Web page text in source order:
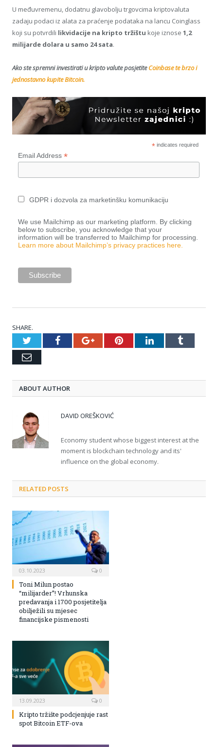
U međuvremenu, dodatnu glavobolju trgovcima kriptovaluta
zadaju podaci iz alata za praćenje podataka na lancu Coinglass
koji su potvrdili likvidacije na kripto tržištu koje iznose 1,2
milijarde dolara u samo 24 sata.
Ako ste spremni investirati u kripto valute posjetiteCoinbase te brzo i
jednostavno kupite Bitcoin.
*indicates required
Email Address *
GDPR i dozvola za marketinšku komunikaciju
We use Mailchimp as our marketing platform. By clicking
below to subscribe, you acknowledge that your
information will be transferred to Mailchimp for processing.
Learn more about Mailchimp’s privacy practices here.
SHARE.
TwitterFacebookGoogle+PinterestLinkedInTumblr
Email
ABOUT AUTHOR
DAVID OREŠKOVIĆ
Economy student whose biggest interest at the
moment is blockchain technology and its'
influence on the global economy.
RELATED POSTS
03.10.2023 0
Toni Milun postao
“milijarder”! Vrhunska
predavanja i 1700 posjetitelja
obilježili su mjesec
financijske pismenosti
13.09.2023 0
Kripto tržište podcjenjuje rast
spot Bitcoin ETF-ova